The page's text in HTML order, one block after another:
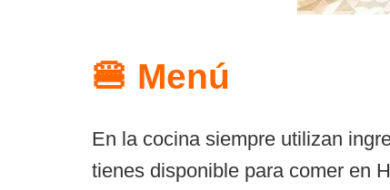
🍔 Menú
En la cocina siempre utilizan
tienes disponible para comer en